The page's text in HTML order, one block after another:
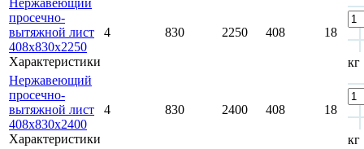
просечно-
вытяжной лист
408х830х2250
Характеристики
4 830 2250 408 18
кг
Нержавеющий
просечно-
вытяжной лист
408x830x2400
Характеристики
4 830 2400 408 18
кг